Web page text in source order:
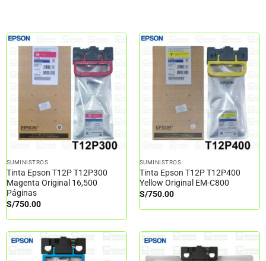
SUMINISTROS
Tinta Epson T12P T12P300
Magenta Original 16,500
Páginas
S/750.00
SUMINISTROS
Tinta Epson T12P T12P400
Yellow Original EM-C800
S/750.00